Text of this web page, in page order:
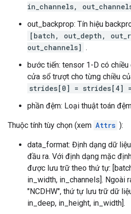
in_channels,
out_backprop: Tín hiệu
[batch, out_depth,
out_channels] .
bước tiến: tensor 1-D có
cửa sổ trượt cho từng chiều
strides[0] = strides[4]
phần đệm: Loại thuật toán
Thuộc tính tùy chọn (xem Attrs ):
data_format: Định dạng dữ
đầu ra. Với định dạng mặc
được lưu trữ theo thứ tự:
in_width, in_channels]. Ngoài
"NCDHW", thứ tự lưu trữ dữ
in_deep, in_height, in_width].